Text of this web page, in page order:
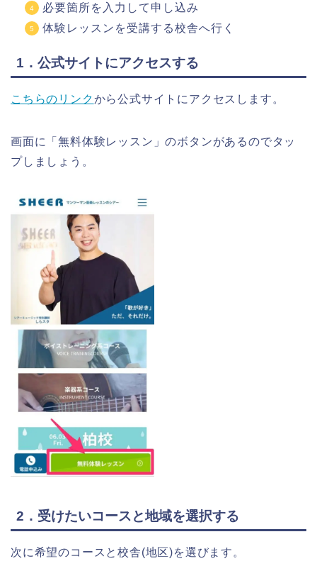
必要箇所を入力して申し込み
体験レッスンを受講する校舎へ行く
1．公式サイトにアクセスする
こちらのリンクから公式サイトにアクセスします。
画面に「無料体験レッスン」のボタンがあるのでタッ
プしましょう。
2．受けたいコースと地域を選択する
次に希望のコースと校舎(地区)を選びます。